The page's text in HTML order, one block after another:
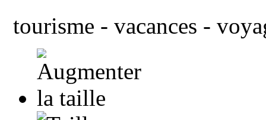
tourisme - vacances -